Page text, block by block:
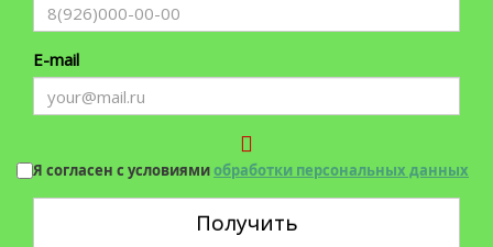
E-mail
Я согласен с условиямиобработки персональных данных
Получить